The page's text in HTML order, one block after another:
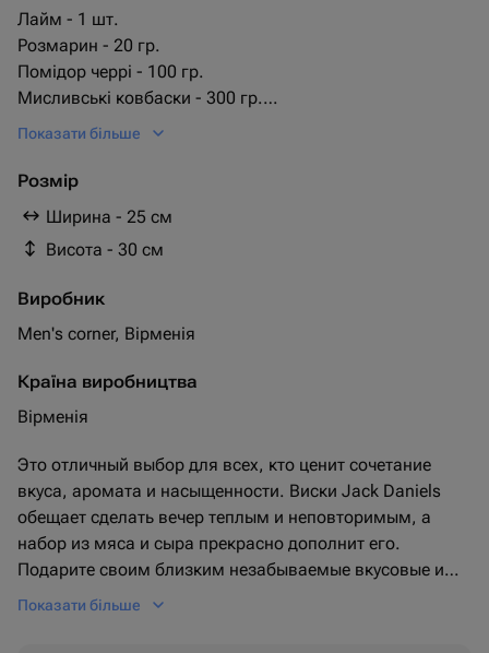
Лайм - 1 шт.
Розмарин - 20 гр.
Помідор черрі - 100 гр.
Мисливські ковбаски - 300 гр.
Чилі перчик - 3 шт.
гріссіні - 10 шт.
кнакер круглый - 5 шт.
фисташка в скорлупе на ветке - 4 шт.
Показати більше
Розмір
Ширина - 25 см
Висота - 30 см
Виробник
Men's corner, Вірменія
Країна виробництва
Вірменія
Это отличный выбор для всех, кто ценит сочетание
вкуса, аромата и насыщенности. Виски Jack Daniels
обещает сделать вечер теплым и неповторимым, а
набор из мяса и сыра прекрасно дополнит его.
Подарите своим близким незабываемые вкусовые и
ароматные впечатления.
Показати більше